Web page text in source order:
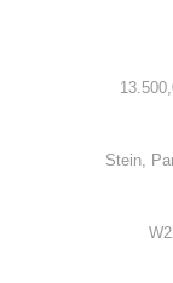
Stein,